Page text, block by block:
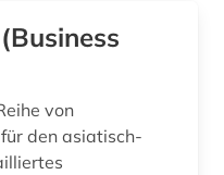
börsennotierte unternehmen (1)
von
den asiatisch-